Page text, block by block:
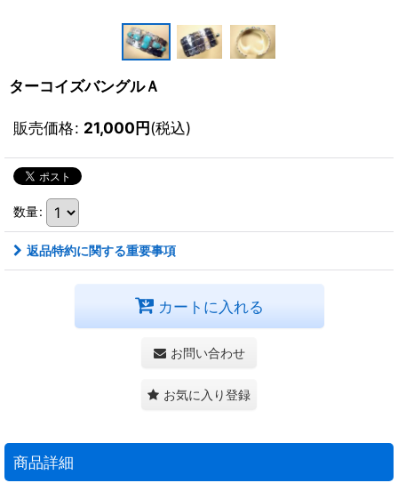
ターコイズバングルＡ
販売価格: 21,000円(税込)
数量:
返品特約に関する重要事項
カートに入れる
お問い合わせ
お気に入り登録
商品詳細